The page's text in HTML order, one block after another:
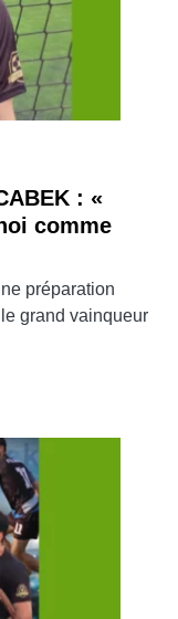
: «
comme
préparation
grand vainqueur